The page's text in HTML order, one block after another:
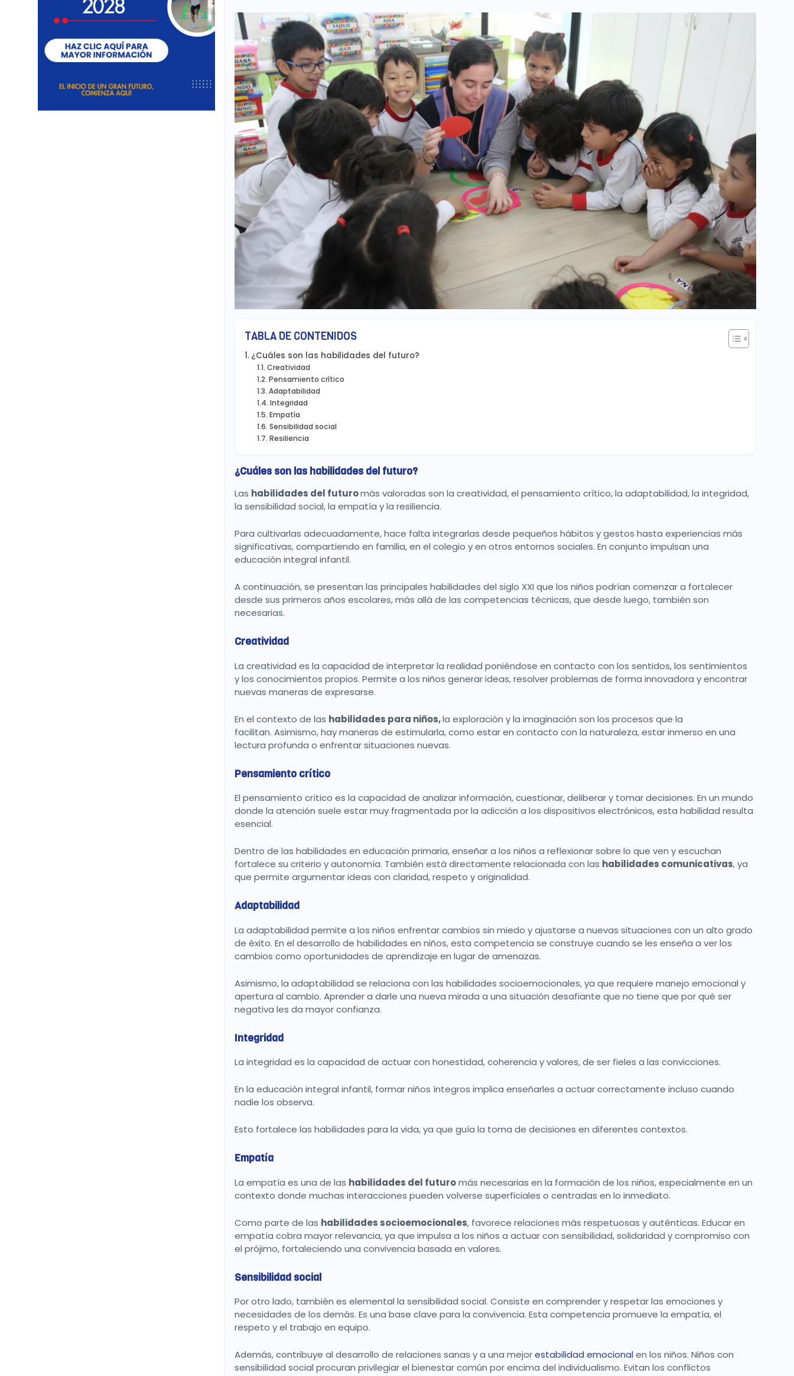
TABLA DE CONTENIDOS
¿Cuáles son las habilidades del futuro?
Creatividad
Pensamiento crítico
Adaptabilidad
Integridad
Empatía
Sensibilidad social
Resiliencia
¿Cuáles son las habilidades del futuro?
Las habilidades del futuromás valoradas son la creatividad, el pensamiento crítico, la adaptabilidad, la integridad,
la sensibilidad social, la empatía y la resiliencia.
Para cultivarlas adecuadamente, hace falta integrarlas desde pequeños hábitos y gestos hasta experiencias más
significativas, compartiendo en familia, en el colegio y en otros entornos sociales. En conjunto impulsan una
educación integral infantil.
A continuación, se presentan las principales habilidades del siglo XXI que los niños podrían comenzar a fortalecer
desde sus primeros años escolares, más allá de las competencias técnicas, que desde luego, también son
necesarias.
Creatividad
La creatividad es la capacidad de interpretar la realidad poniéndose en contacto con los sentidos, los sentimientos
y los conocimientos propios. Permite a los niños generar ideas, resolver problemas de forma innovadora y encontrar
nuevas maneras de expresarse.
En el contexto de las habilidades para niños,la exploración y la imaginación son los procesos que la
facilitan. Asimismo, hay maneras de estimularla, como estar en contacto con la naturaleza, estar inmerso en una
lectura profunda o enfrentar situaciones nuevas.
Pensamiento crítico
El pensamiento crítico es la capacidad de analizar información, cuestionar, deliberar y tomar decisiones. En un mundo
donde la atención suele estar muy fragmentada por la adicción a los dispositivos electrónicos, esta habilidad resulta
esencial.
Dentro de las habilidades en educación primaria, enseñar a los niños a reflexionar sobre lo que ven y escuchan
fortalece su criterio y autonomía. También está directamente relacionada con las habilidades comunicativas, ya
que permite argumentar ideas con claridad, respeto y originalidad.
Adaptabilidad
La adaptabilidad permite a los niños enfrentar cambios sin miedo y ajustarse a nuevas situaciones con un alto grado
de éxito. En el desarrollo de habilidades en niños, esta competencia se construye cuando se les enseña a ver los
cambios como oportunidades de aprendizaje en lugar de amenazas.
Asimismo, la adaptabilidad se relaciona con las habilidades socioemocionales, ya que requiere manejo emocional y
apertura al cambio. Aprender a darle una nueva mirada a una situación desafiante que no tiene que por qué ser
negativa les da mayor confianza.
Integridad
La integridad es la capacidad de actuar con honestidad, coherencia y valores, de ser fieles a las convicciones.
En la educación integral infantil, formar niños íntegros implica enseñarles a actuar correctamente incluso cuando
nadie los observa.
Esto fortalece las habilidades para la vida, ya que guía la toma de decisiones en diferentes contextos.
Empatía
La empatía es una de las habilidades del futuromás necesarias en la formación de los niños, especialmente en un
contexto donde muchas interacciones pueden volverse superficiales o centradas en lo inmediato.
Como parte de las habilidades socioemocionales, favorece relaciones más respetuosas y auténticas. Educar en
empatía cobra mayor relevancia, ya que impulsa a los niños a actuar con sensibilidad, solidaridad y compromiso con
el prójimo, fortaleciendo una convivencia basada en valores.
Sensibilidad social
Por otro lado, también es elemental la sensibilidad social. Consiste en comprender y respetar las emociones y
necesidades de los demás. Es una base clave para la convivencia. Esta competencia promueve la empatía, el
respeto y el trabajo en equipo.
Además, contribuye al desarrollo de relaciones sanas y a una mejorestabilidad emocionalen los niños. Niños con
sensibilidad social procuran privilegiar el bienestar común por encima del individualismo. Evitan los conflictos